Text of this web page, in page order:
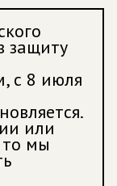
защиту
с 8 июля
или
то мы